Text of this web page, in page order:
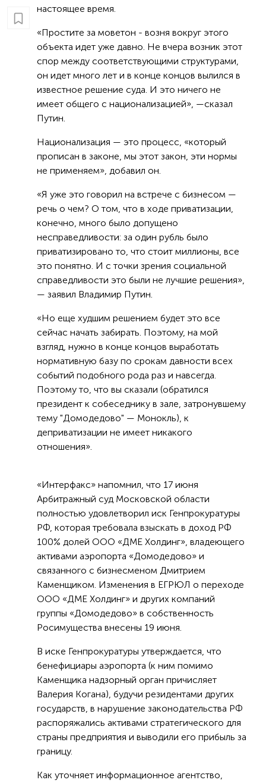
настоящее время.
«Простите за моветон - возня вокруг этого
объекта идет уже давно. Не вчера возник этот
спор между соответствующими структурами,
он идет много лет и в конце концов вылился в
известное решение суда. И это ничего не
имеет общего с национализацией», —сказал
Путин.
Национализация — это процесс, «который
прописан в законе, мы этот закон, эти нормы
не применяем», добавил он.
«Я уже это говорил на встрече с бизнесом —
речь о чем? О том, что в ходе приватизации,
конечно, много было допущено
несправедливости: за один рубль было
приватизировано то, что стоит миллионы, все
это понятно. И с точки зрения социальной
справедливости это были не лучшие решения»,
— заявил Владимир Путин.
«Но еще худшим решением будет это все
сейчас начать забирать. Поэтому, на мой
взгляд, нужно в конце концов выработать
нормативную базу по срокам давности всех
событий подобного рода раз и навсегда.
Поэтому то, что вы сказали (обратился
президент к собеседнику в зале, затронувшему
тему "Домодедово" — Монокль), к
деприватизации не имеет никакого
отношения».
«Интерфакс» напомнил, что 17 июня
Арбитражный суд Московской области
полностью удовлетворил иск Генпрокуратуры
РФ, которая требовала взыскать в доход РФ
100% долей ООО «ДМЕ Холдинг», владеющего
активами аэропорта «Домодедово» и
связанного с бизнесменом Дмитрием
Каменщиком. Изменения в ЕГРЮЛ о переходе
ООО «ДМЕ Холдинг» и других компаний
группы «Домодедово» в собственность
Росимущества внесены 19 июня.
В иске Генпрокуратуры утверждается, что
бенефициары аэропорта (к ним помимо
Каменщика надзорный орган причисляет
Валерия Когана), будучи резидентами других
государств, в нарушение законодательства РФ
распоряжались активами стратегического для
страны предприятия и выводили его прибыль за
границу.
Как уточняет информационное агентство,